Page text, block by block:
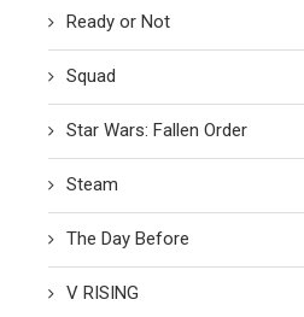
Ready or Not
Squad
Star Wars: Fallen Order
Steam
The Day Before
V RISING